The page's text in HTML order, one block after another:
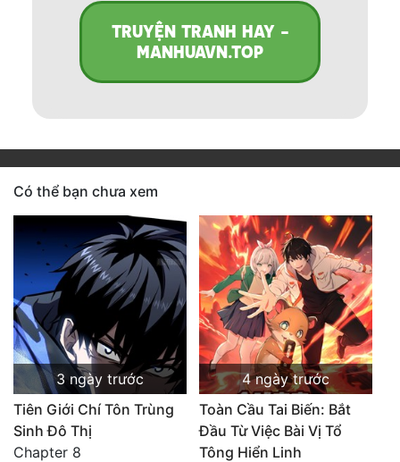
TRUYỆN TRANH HAY -
MANHUAVN.TOP
Có thể bạn chưa xem
3 ngày trước
Tiên Giới Chí Tôn Trùng
Sinh Đô Thị
Chapter 8
4 ngày trước
Toàn Cầu Tai Biến: Bắt
Đầu Từ Việc Bài Vị Tổ
Tông Hiển Linh